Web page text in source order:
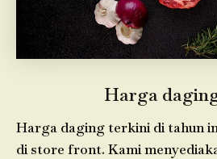
Harga
Harga daging terkini di tahun
di store front. Kami